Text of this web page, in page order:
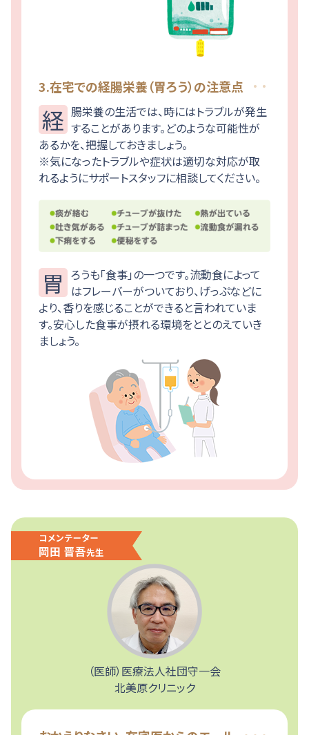
3.在宅での経腸栄養（胃ろう）の注意点
経腸栄養の生活では、時にはトラブルが発生 することがあります。どのような可能性が
あるかを、把握しておきましょう。
※気になったトラブルや症状は適切な対応が取
れるようにサポートスタッフに相談してください。
胃ろうも「食事」の一つです。流動食によって
はフレーバーがついており、げっぷなどに
より、香りを感じることができると言われていま
す。安心した食事が摂れる環境をととのえていき
ましょう。
（医師）医療法人社団守一会
北美原クリニック